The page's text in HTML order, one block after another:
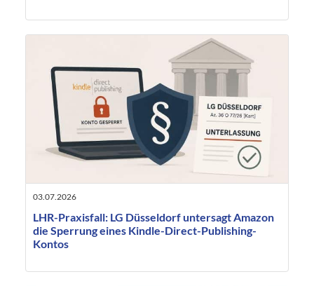
03.07.2026
LHR-Praxisfall: LG Düsseldorf untersagt Amazon
die Sperrung eines Kindle-Direct-Publishing-
Kontos